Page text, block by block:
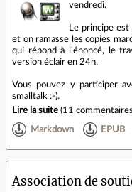
vendredi.
Le principe
et on ramasse les copies
qui répond à l'énoncé, le
version éclair en 24h.
Vous pouvez y participer
smalltalk :-).
Lire la suite (11 commentaires
Markdown EPUB
Association de